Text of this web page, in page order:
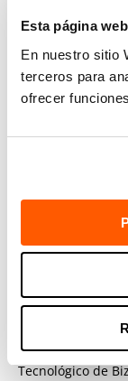
Esta página
En nuestro sitio
terceros para
ofrecer
tarea de aplicar
Pueden existir
atacando
ranges con un
ejercicio que
de una
rangesubicado
encuentra en el
gridsituado en
Tecnológico de